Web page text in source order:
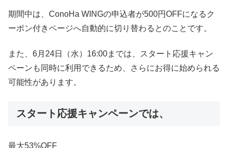
期間中は、ConoHa WINGの申込者が500円OFFになるク
ーポン付きページへ自動的に切り替わるとのことです。
また、6月24日（水）16:00までは、スタート応援キャン
ペーンも同時に利用できるため、さらにお得に始められる
可能性があります。
スタート応援キャンペーンでは、
最大53%OFF